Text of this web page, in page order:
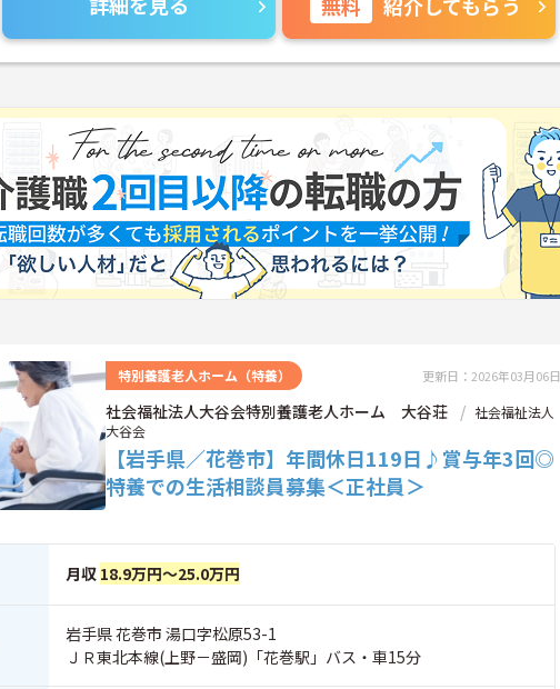
無料 紹介してもらう
特別養護老人ホーム（特養） 更新日：2026年03月06日
社会福祉法人大谷会特別養護老人ホーム 大谷荘
社会福祉法人
大谷会
【岩手県／花巻市】年間休日119日♪賞与年3回◎
特養での生活相談員募集＜正社員＞
月収 18.9万円～25.0万円
岩手県 花巻市 湯口字松原53-1
ＪＲ東北本線(上野－盛岡)「花巻駅」バス・車15分